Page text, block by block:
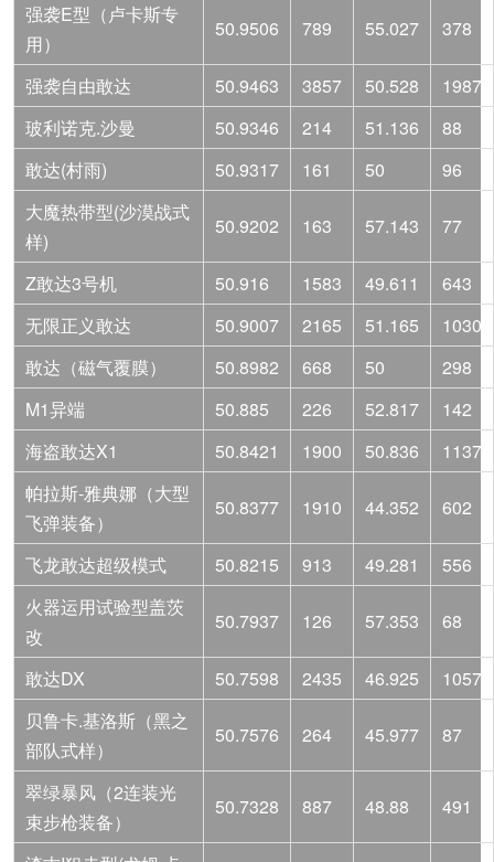
强袭E型（卢卡斯专
用）
50.9506 789 55.027 378
强袭自由敢达 50.9463 3857 50.528
1987
玻利诺克.沙曼
50.9346 214 51.136
88
敢达(村雨)
50.9317 161 50
96
大魔热带型(沙漠战式
样)
50.9202 163 57.143 77
Z敢达3号机 50.916 1583 49.611
643
无限正义敢达
50.9007 2165 51.165
1030
敢达（磁气覆膜）
50.8982 668 50
298
M1异端
50.885 226 52.817
142
海盗敢达X1
50.8421 1900 50.836
1137
帕拉斯-雅典娜（大型
飞弹装备）
50.8377 1910 44.352 602
飞龙敢达超级模式 50.8215 913 49.281
556
火器运用试验型盖茨
改
50.7937 126 57.353 68
敢达DX 50.7598 2435 46.925
1057
贝鲁卡.基洛斯（黑之
部队式样）
50.7576 264 45.977 87
翠绿暴风（2连装光
束步枪装备）
50.7328 887 48.88 491